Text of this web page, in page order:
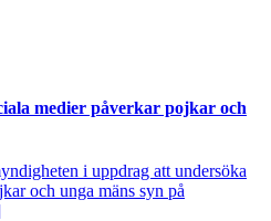
medier påverkar pojkar och
i uppdrag att undersöka
och unga mäns syn på